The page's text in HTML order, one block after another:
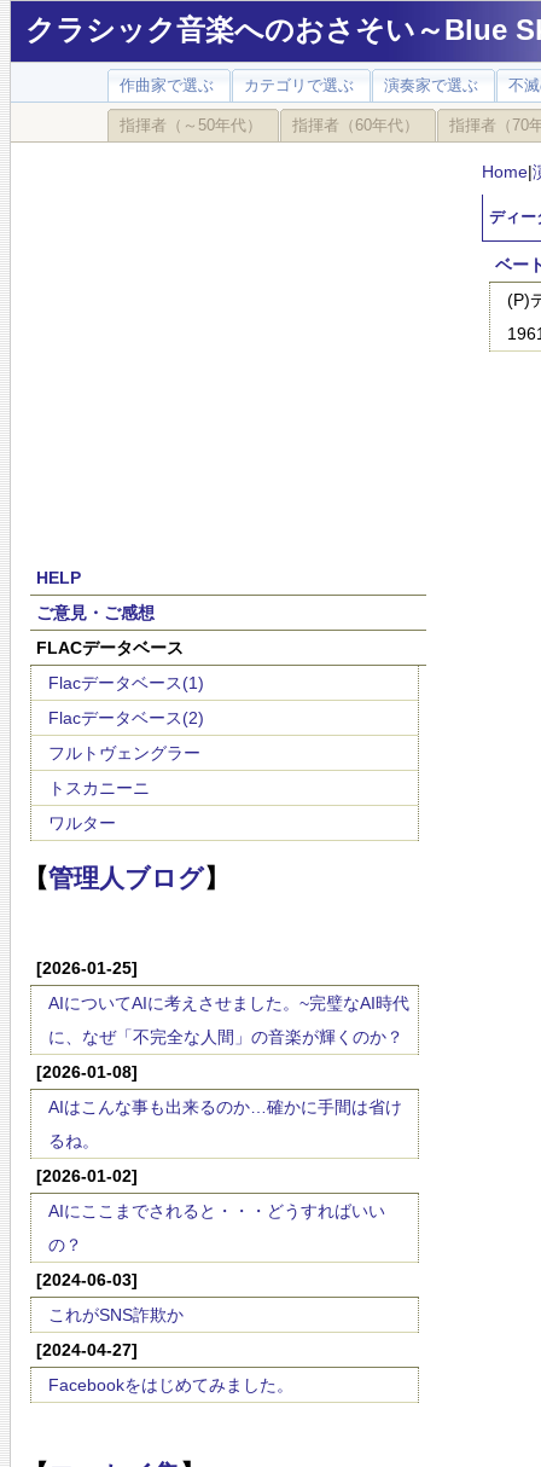
クラシック音楽へのおさそい～Blue
作曲家で選ぶ カテゴリで選ぶ 演奏家で選ぶ 不
指揮者（～50年代） 指揮者（60年代） 指揮者（70
HELP
ご意見・ご感想
FLACデータベース
Flacデータベース(1)
Flacデータベース(2)
フルトヴェングラー
トスカニーニ
ワルター
【管理人ブログ】
[2026-01-25]
AIについてAIに考えさせました。~完璧なAI時代
に、なぜ「不完全な人間」の音楽が輝くのか？
[2026-01-08]
AIはこんな事も出来るのか…確かに手間は省け
るね。
[2026-01-02]
AIにここまでされると・・・どうすればいい
の？
[2024-06-03]
これがSNS詐欺か
[2024-04-27]
Facebookをはじめてみました。
Home|
ディー
ベー
(P)